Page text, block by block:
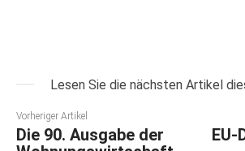
Lesen Sie die nächsten Artikel
Vorheriger Artikel
Die 90. Ausgabe der
EU-